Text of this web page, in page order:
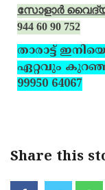
സോളാര്‍
944 60 90 752
താരാട്ട്
ഏറ്റവും കുറഞ്ഞ
99950 64067
Share this